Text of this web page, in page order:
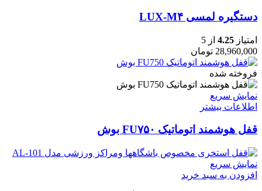
دستگیره لمسی LUX-M۴
امتیاز 4.25 از 5
28,960,000 تومان
فروخته شده
نمایش سریع
اطلاعات بیشتر
قفل هوشمند اتوماتیک FU۷۵۰ بوش
نمایش سریع
افزودن به سبد خرید